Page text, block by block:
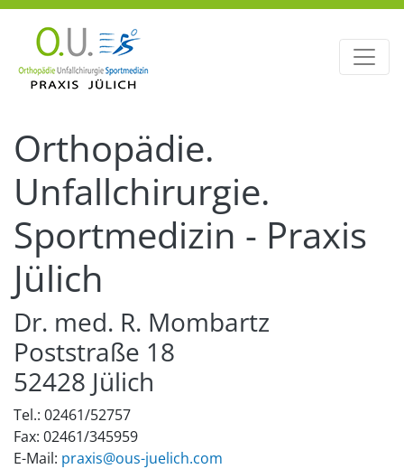
Orthopädie.
Unfallchirurgie.
Sportmedizin - Praxis
Jülich
Dr. med. R. Mombartz
Poststraße 18
52428 Jülich
Tel.: 02461/52757
Fax: 02461/345959
E-Mail: praxis@ous-juelich.com